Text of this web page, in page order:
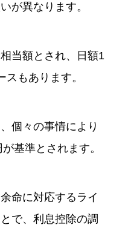
が異なります。
当額とされ、日額1
もあります。
個々の事情により
基準とされます。
命に対応するライ
で、利息控除の調